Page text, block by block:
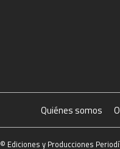
Quiénes somos
© Ediciones y Producciones